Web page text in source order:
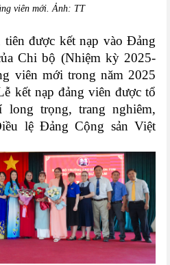
viên mới. Ảnh: TT
được kết nạp vào Đảng
Chi bộ (Nhiệm kỳ 2025-
viên mới trong năm 2025
kết nạp đảng viên được tổ
trọng, trang nghiêm,
lệ Đảng Cộng sản Việt